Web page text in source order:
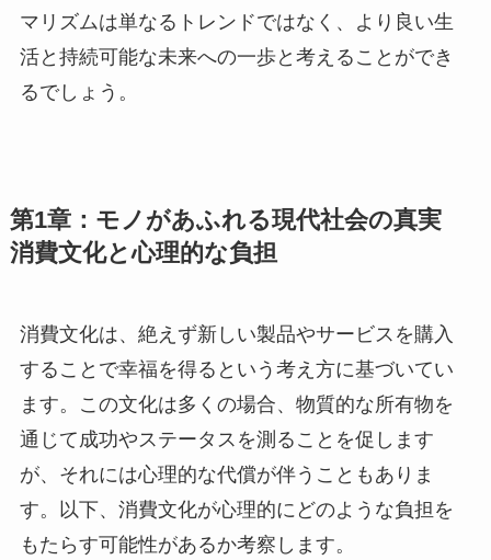
マリズムは単なるトレンドではなく、より良い生
活と持続可能な未来への一歩と考えることができ
るでしょう。
第1章：モノがあふれる現代社会の真実
消費文化と心理的な負担
消費文化は、絶えず新しい製品やサービスを購入
することで幸福を得るという考え方に基づいてい
ます。この文化は多くの場合、物質的な所有物を
通じて成功やステータスを測ることを促します
が、それには心理的な代償が伴うこともありま
す。以下、消費文化が心理的にどのような負担を
もたらす可能性があるか考察します。